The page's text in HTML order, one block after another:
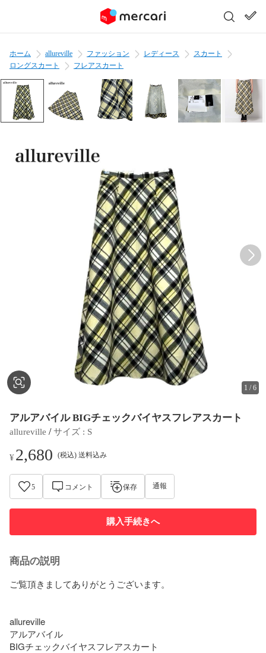
ホーム allureville ファッション レディース
スカート
ロングスカート
フレアスカート
1 /6
アルアバイル BIGチェックバイヤスフレアスカート
allureville / サイズ : S
¥2,680 (税込) 送料込み
5 コメント 保存 通報
購入手続きへ
商品の説明
ご覧頂きましてありがとうございます。
allureville
アルアバイル
BIGチェックバイヤスフレアスカート